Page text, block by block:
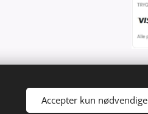
Accepter kun nødvendige